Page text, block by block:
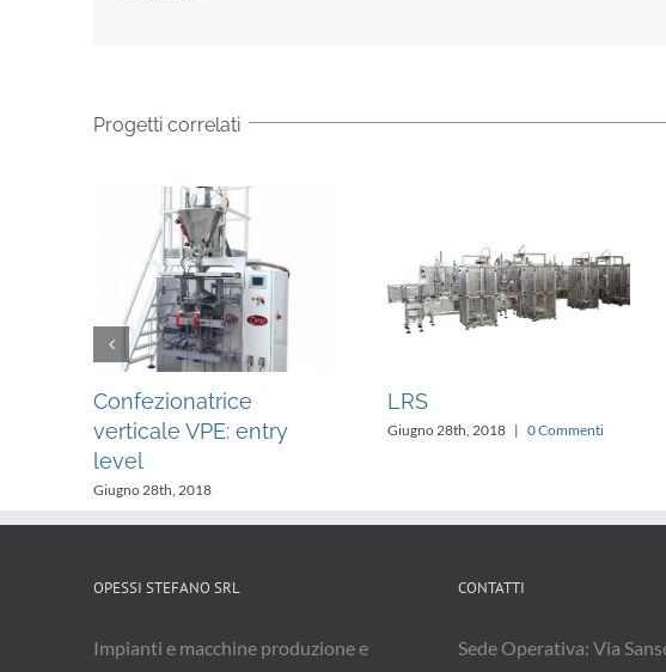
Progetti correlati
Confezionatrice
verticale VPE: entry
level
Giugno 28th, 2018
LRS
Giugno 28th, 2018 | 0 Commenti
OPESSI STEFANO SRL
Impianti e macchine produzione e
CONTATTI
Sede Operativa: Via